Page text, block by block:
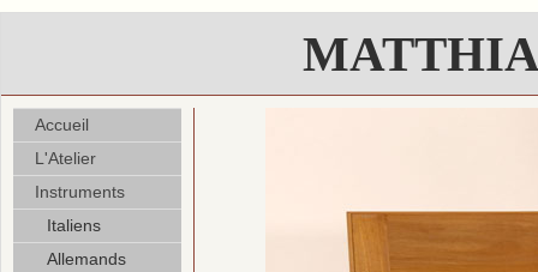
Accueil
L'Atelier
Instruments
Italiens
Allemands